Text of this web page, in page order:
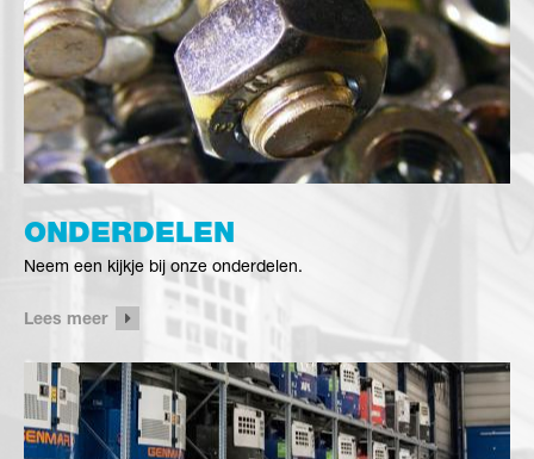
ONDERDELEN
Neem een kijkje bij onze onderdelen.
Lees meer